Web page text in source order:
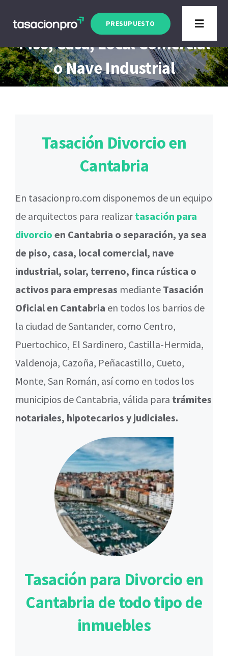
Toggle
Tipo de Inmueble
Finalidad
PRESUPUESTO
Tasación Divorcio Cantabria
Piso, Casa, Local Comercial
o Nave Industrial
Tasación Divorcio en
Cantabria
En tasacionpro.com disponemos de un equipo
de arquitectos para realizartasación para
divorcio en Cantabria o separación, ya sea
de piso, casa, local comercial, nave
industrial, solar, terreno, finca rústica o
activos para empresas mediante Tasación
Oficial en Cantabria en todos los barrios de
la ciudad de Santander, como Centro,
Puertochico, El Sardinero, Castilla-Hermida,
Valdenoja, Cazoña, Peñacastillo, Cueto,
Monte, San Román, así como en todos los
municipios de Cantabria, válida para trámites
notariales, hipotecarios y judiciales.
Tasación para Divorcio en
Cantabria de todo tipo de
inmuebles